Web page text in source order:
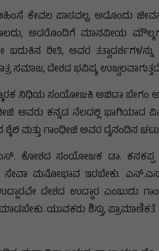
ಕೇವಲ ಪಾಠವಲ್ಲ, ಅದೊಂದು
ಸಾಲದು, ಅದರೊಂದಿಗೆ ಮಾನವೀಯ
ಬದುಕಿನ ರೀತಿ, ಅವರ
ಸಮಾಜ, ದೇಶದ ಭವಿಷ್ಯ
ನಿಧಿಯ ಸಂಯೋಜಕಿ ಅಬಿದಾ ಬೇಗಂ
ಅವರು ಕನ್ನಡ ನೆಲದಲ್ಲಿ ಭಾಗಿಯಾದ
ಮತ್ತು ಗಾಂಧೀಜಿ ಅವರ ದೈನಂದಿನ
ಕೋಶದ ಸಂಯೋಜಕ ಡಾ. ಕನಕಪ್ಪ
ಮನೋಭಾವ ಇರಬೇಕು.
ದೇಶದ ಉದ್ಧಾರ ಎಂಬುದು
ಯುವಕರು ಶಿಸ್ತು, ಪ್ರಾಮಾಣಿಕತೆ